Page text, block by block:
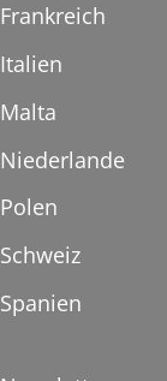
Frankreich
Italien
Malta
Niederlande
Polen
Schweiz
Spanien